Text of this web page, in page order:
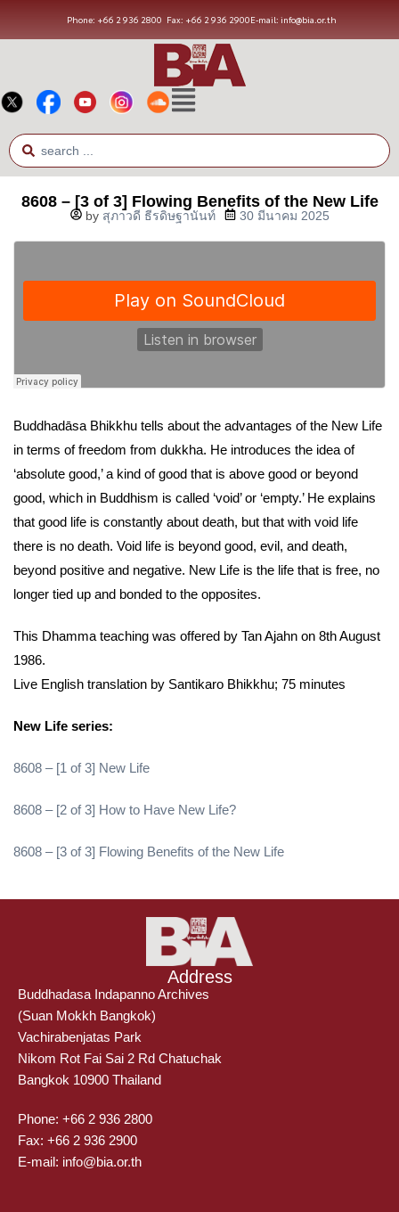
Phone: +66 2 936 2800 Fax: +66 2 936 2900E-mail: info@bia.or.th
8608 – [3 of 3] Flowing Benefits of the New Life
by สุภาวดี ธีรดิษฐานันท์ 30 มีนาคม 2025
Buddhadāsa Bhikkhu tells about the advantages of the New Life
in terms of freedom from dukkha. He introduces the idea of
‘absolute good,’ a kind of good that is above good or beyond
good, which in Buddhism is called ‘void’ or ‘empty.’ He explains
that good life is constantly about death, but that with void life
there is no death. Void life is beyond good, evil, and death,
beyond positive and negative. New Life is the life that is free, no
longer tied up and bonded to the opposites.
This Dhamma teaching was offered by Tan Ajahn on 8th August
1986.
Live English translation by Santikaro Bhikkhu; 75 minutes
New Life series:
8608 – [1 of 3] New Life
8608 – [2 of 3] How to Have New Life?
8608 – [3 of 3] Flowing Benefits of the New Life
Address
Buddhadasa Indapanno Archives
(Suan Mokkh Bangkok)
Vachirabenjatas Park
Nikom Rot Fai Sai 2 Rd Chatuchak
Bangkok 10900 Thailand
Phone: +66 2 936 2800
Fax: +66 2 936 2900
E-mail: info@bia.or.th